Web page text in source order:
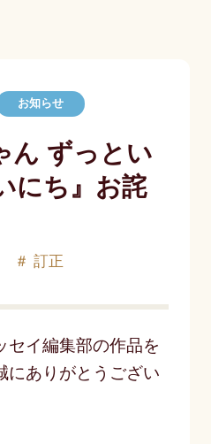
お知らせ
ん ずっとい
にち』お詫
訂正
セイ編集部の作品を
にありがとうござい